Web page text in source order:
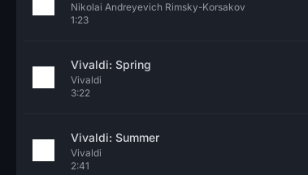
Nikolai Andreyevich Rimsky-Korsakov
1:23
Vivaldi: Spring
Vivaldi
3:22
Vivaldi: Summer
Vivaldi
2:41